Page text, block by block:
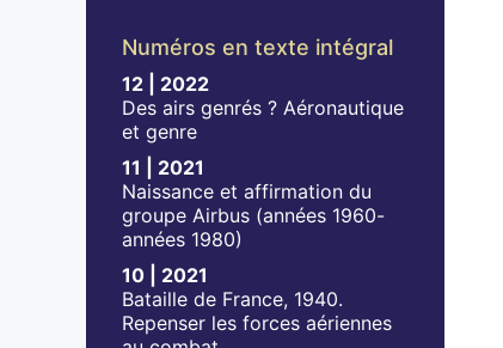
Numéros en texte intégral
12 | 2022
Des airs genrés ? Aéronautique
et genre
11 | 2021
Naissance et affirmation du
groupe Airbus (années 1960-
années 1980)
10 | 2021
Bataille de France, 1940.
Repenser les forces aériennes